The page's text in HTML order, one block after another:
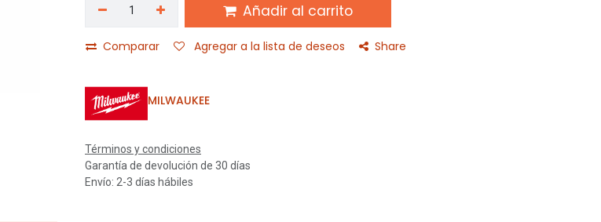
Añadir al carrito
Comparar Agregar a la lista de deseos Share
MILWAUKEE
Términos y condiciones
Garantía de devolución de 30 días
Envío: 2-3 días hábiles